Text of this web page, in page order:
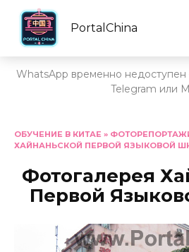
PortalChina
WhatsApp временно
Telegram или
содержанию
ОБУЧЕНИЕ В КИТАЕ »
ХАЙНАНЬСКОЙ ПЕРВОЙ ЯЗЫКОВОЙ
Фотогалерея
Первой